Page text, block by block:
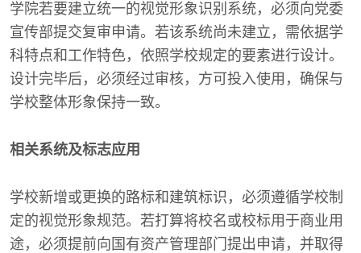
学院若要建立统一的视觉形象识别系统，必须向党委
宣传部提交复审申请。若该系统尚未建立，需依据学
科特点和工作特色，依照学校规定的要素进行设计。
设计完毕后，必须经过审核，方可投入使用，确保与
学校整体形象保持一致。
相关系统及标志应用
学校新增或更换的路标和建筑标识，必须遵循学校制
定的视觉形象规范。若打算将校名或校标用于商业用
途，必须提前向国有资产管理部门提出申请，并取得